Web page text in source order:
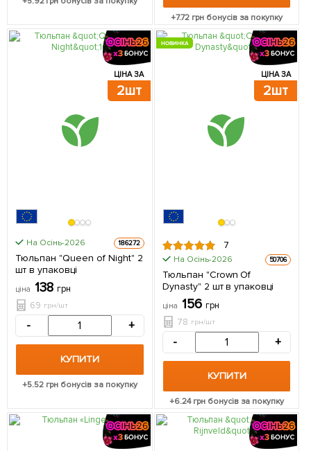
+7.72грн бонусів за покупку
ЦІНА ЗА
2шт
На Осінь-2026 186272
Тюльпан "Queen of Night" 2
шт в упаковці
ціна 138 грн
69 грн/шт
- +
КУПИТИ
+5.52 грн бонусів за покупку
ЦІНА ЗА
2шт
НОВИНКА
7
На Осінь-2026 50706
Тюльпан "Crown Of
Dynasty" 2 шт в упаковці
ціна 156 грн
78 грн/шт
- +
КУПИТИ
+6.24грн бонусів за покупку